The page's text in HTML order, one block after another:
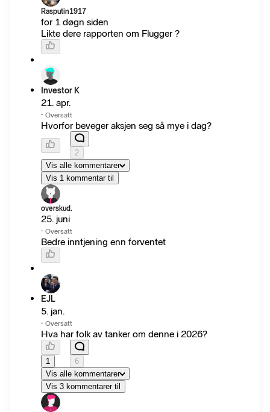
Rasputin1917
for 1 døgn siden
Likte dere rapporten om Flugger ?
Investor K
21. apr.
· Oversatt
Hvorfor beveger aksjen seg så mye i dag?
2
Vis alle kommentarer
Vis 1 kommentar til
overskud.
25. juni
· Oversatt
Bedre inntjening enn forventet
EJL
5. jan.
· Oversatt
Hva har folk av tanker om denne i 2026?
1
6
Vis alle kommentarer
Vis 3 kommentarer til